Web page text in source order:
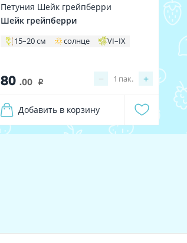
Петуния Шейк грейпберри
Шейк грейпберри
15–20 см солнце VI–IX
80 .00 i − +
1 пак.
Добавить в корзину